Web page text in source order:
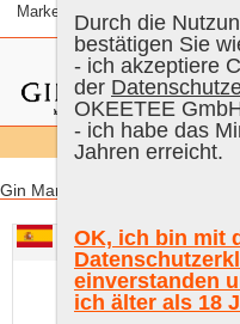
Marke % vol.
Suchen:
Gin Mare:
Gin Mare «Capri»
Durch die
bestätigen Sie
- ich akzeptiere
der
OKEETEE
- ich habe das
Jahren erreicht.
OK, ich bin mit
einverstanden
ich älter als 18